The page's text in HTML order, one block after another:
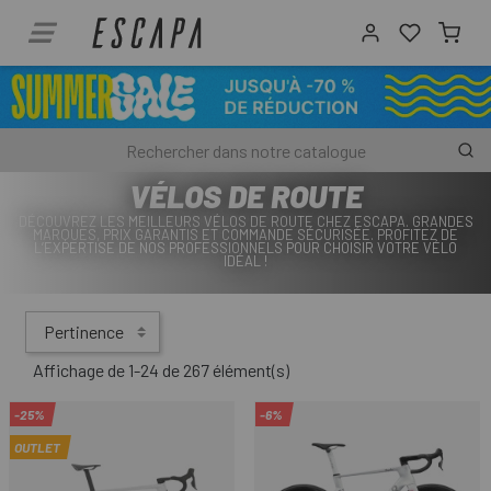
VÉLOS DE ROUTE
DÉCOUVREZ LES MEILLEURS VÉLOS DE ROUTE CHEZ ESCAPA. GRANDES
MARQUES, PRIX GARANTIS ET COMMANDE SÉCURISÉE. PROFITEZ DE
L’EXPERTISE DE NOS PROFESSIONNELS POUR CHOISIR VOTRE VÉLO
IDÉAL !
Pertinence
Affichage de 1-24 de 267 élément(s)
-25%
OUTLET
-6%